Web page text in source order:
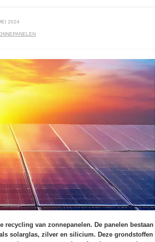
2024
recycling van zonnepanelen. De panelen bestaan
solarglas, zilver en silicium. Deze grondstoffen